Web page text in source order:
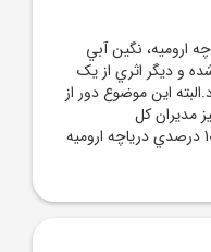
اروميه، نگين آبي
و ديگر اثري از يک
اين موضوع دور از
مديران کل
محيط‌زيست درباره خشکي کامل و 100 درصدي درياچه اروميه